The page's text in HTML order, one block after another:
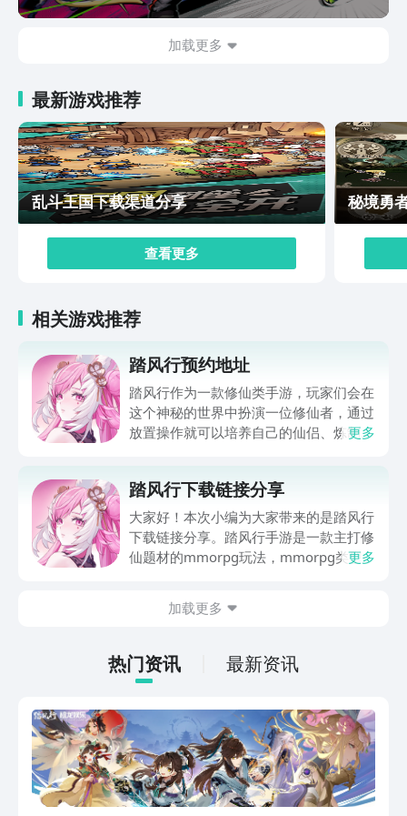
它们有自己的思想和情感，能在斗法中帮助玩家施展绝
技，还能在洞府中提升运作效率。玩家可以通过自己的兴
画面、丰富的玩法和深度的策略性，为玩家营造出身临其
境的修仙体验。游戏采用虚幻4引擎打造，场景细腻，音
效契合，同时融合了挂机放置与多元斗法，让玩家在轻松
修仙的同时享受策略制胜的乐趣。其独特的器灵系统和社
交互动玩法更是增添了游戏的趣味性和可玩性，是一款值
得推荐的修仙手游佳作。因此感兴趣的玩家们抓紧去游戏
中体验一下吧！
加载更多
最新游戏推荐
乱斗王国下载渠道分享
查看更多
秘境勇
相关游戏推荐
踏风行预约地址
踏风行作为一款修仙类手游，玩家们会在
这个神秘的世界中扮演一位修仙者，通过
放置操作就可以培养自己的仙侣、炼制出
为了帮助大家下面就分享一下预约链接，
有需要的小伙伴可以点击下方链接到九游
专区中预约，只要预约成功不仅会提醒大
家游戏上线，还有机会收到预约奖励。
更多
踏风行下载链接分享
大家好！本次小编为大家带来的是踏风行
下载链接分享。踏风行手游是一款主打修
仙题材的mmorpg玩法，mmorpg类型
机游玩元素，玩家离开游戏后，主机游戏
家的修仙之旅更加注重在游戏体验。现游
戏已拿到版号，可以开始预约了。不久之
的具体玩法，方便后续快速上手玩耍游戏
~
更多
加载更多
热门资讯 最新资讯